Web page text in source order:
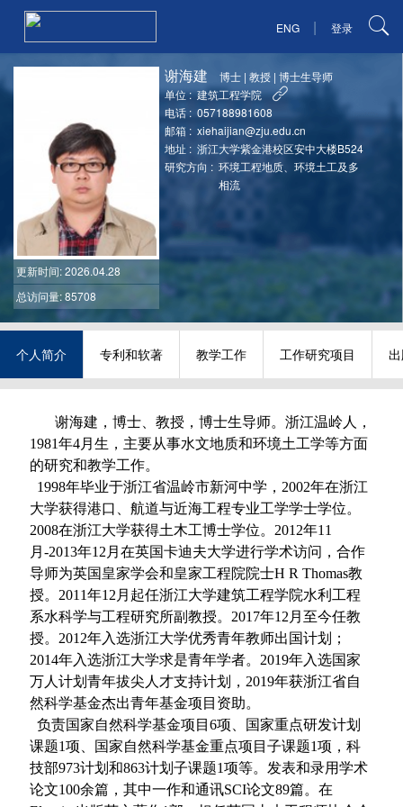
ENG | 登录
更新时间: 2026.04.28
总访问量: 85708
谢海建 博士 |教授 |博士生导师
单位 : 建筑工程学院
电话 : 057188981608
邮箱 : xiehaijian@zju.edu.cn
地址 : 浙江大学紫金港校区安中大楼B524
研究方向 : 环境工程地质、环境土工及多
相流
个人简介 专利和软著 教学工作 工作研究项目
谢海建，博士、教授，博士生导师。 浙江温岭人，
1981年4月生，主要从事水文地质和环境土工学等方面
的研究和教学工作。
1998年毕业于浙江省温岭市新河中学，2002年在浙江
大学获得港口、航道与近海工程专业工学学士学位。
2008在浙江大学获得土木工博士学位。2012年11
月-2013年12月在英国卡迪夫大学进行学术访问，合作
导师为英国皇家学会和皇家工程院院士H R Thomas教
授。2011年12月起任浙江大学建筑工程学院水利工程
系水科学与工程研究所副教授。2017年12月至今任教
授。2012年入选浙江大学优秀青年教师出国计划；
2014年入选浙江大学求是青年学者。2019年入选国家
万人计划青年拔尖人才支持计划，2019年获浙江省自
然科学基金杰出青年基金项目资助。
负责国家自然科学基金项目6项、国家重点研发计划
课题1项、国家自然科学基金重点项目子课题1项，科
技部973计划和863计划子课题1项等。发表和录用学术
论文100余篇，其中一作和通讯SCI论文89篇。 在